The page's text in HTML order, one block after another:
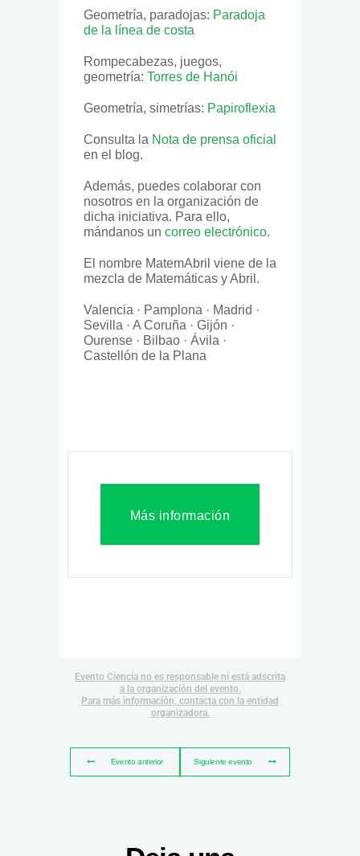
Geometría, paradojas: Paradoja
de la línea de costa
Rompecabezas, juegos,
geometría: Torres de Hanói
Geometría, simetrías: Papiroflexia
Consulta la Nota de prensa oficial
en el blog.
Además, puedes colaborar con
nosotros en la organización de
dicha iniciativa. Para ello,
mándanos un correo electrónico.
El nombre MatemAbril viene de la
mezcla de Matemáticas y Abril.
Valencia · Pamplona · Madrid ·
Sevilla · A Coruña · Gijón ·
Ourense · Bilbao · Ávila ·
Castellón de la Plana
Más información
Evento Ciencia no es responsable ni está adscrita
a la organización del evento.
Para más información, contacta con la entidad
organizadora.
Evento anterior Siguiente evento